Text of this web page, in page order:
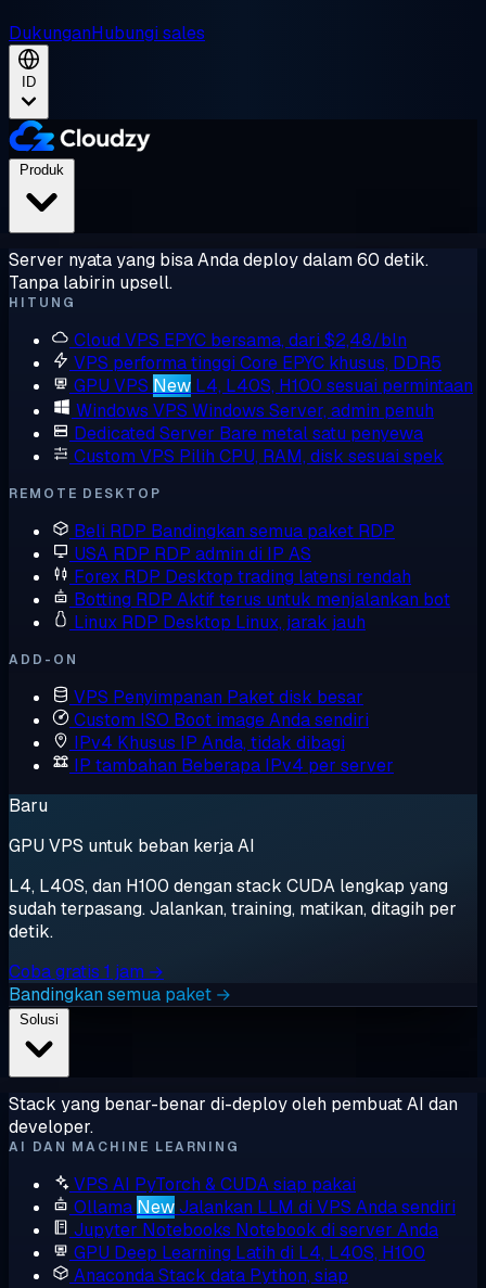
DukunganHubungi sales
ID
Server nyata yang bisa Anda deploy dalam 60 detik.
Tanpa labirin upsell.
HITUNG
Cloud VPS EPYC bersama, dari $2,48/bln
VPS performa tinggi Core EPYC khusus, DDR5
GPU VPS New L4, L40S, H100 sesuai permintaan
Windows VPS Windows Server, admin penuh
Dedicated Server Bare metal satu penyewa
Custom VPS Pilih CPU, RAM, disk sesuai spek
REMOTE DESKTOP
Beli RDP Bandingkan semua paket RDP
USA RDP RDP admin di IP AS
Forex RDP Desktop trading latensi rendah
Botting RDP Aktif terus untuk menjalankan bot
Linux RDP Desktop Linux, jarak jauh
ADD-ON
VPS Penyimpanan Paket disk besar
Custom ISO Boot image Anda sendiri
IPv4 Khusus IP Anda, tidak dibagi
IP tambahan Beberapa IPv4 per server
Baru
GPU VPS untuk beban kerja AI
L4, L40S, dan H100 dengan stack CUDA lengkap yang
sudah terpasang. Jalankan, training, matikan, ditagih per
detik.
Coba gratis 1 jam →
Bandingkan semua paket →
Stack yang benar-benar di-deploy oleh pembuat AI dan
developer.
AI DAN MACHINE LEARNING
VPS AI PyTorch & CUDA siap pakai
Ollama NewJalankan LLM di VPS Anda sendiri
Jupyter Notebooks Notebook di server Anda
GPU Deep Learning Latih di L4, L40S, H100
AnacondaStack data Python, siap